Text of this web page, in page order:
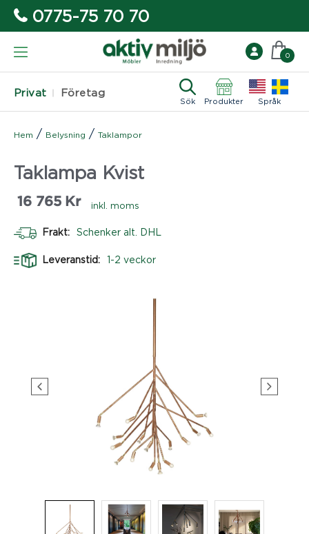
0775-75 70 70
Privat Företag
Sök Produkter Språk
0
Hem / Belysning / Taklampor
Taklampa Kvist
16 765 Kr inkl. moms
Frakt: Schenker alt. DHL
Leveranstid: 1-2 veckor